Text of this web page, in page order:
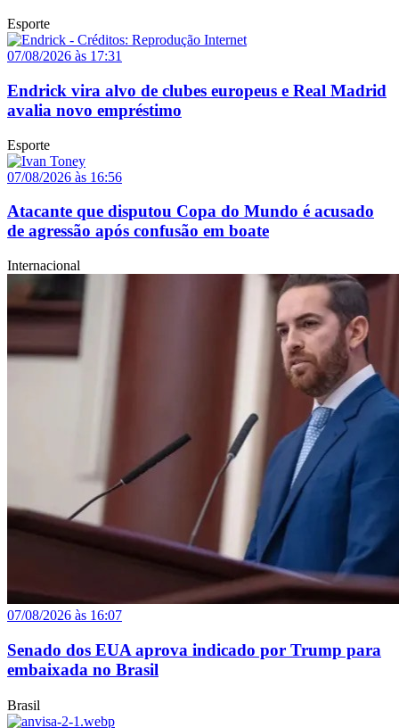
Esporte
07/08/2026 às 17:31
Endrick vira alvo de clubes europeus e Real Madrid
avalia novo empréstimo
Esporte
07/08/2026 às 16:56
Atacante que disputou Copa do Mundo é acusado
de agressão após confusão em boate
Internacional
07/08/2026 às 16:07
Senado dos EUA aprova indicado por Trump para
embaixada no Brasil
Brasil